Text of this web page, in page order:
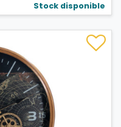
Stock disponible